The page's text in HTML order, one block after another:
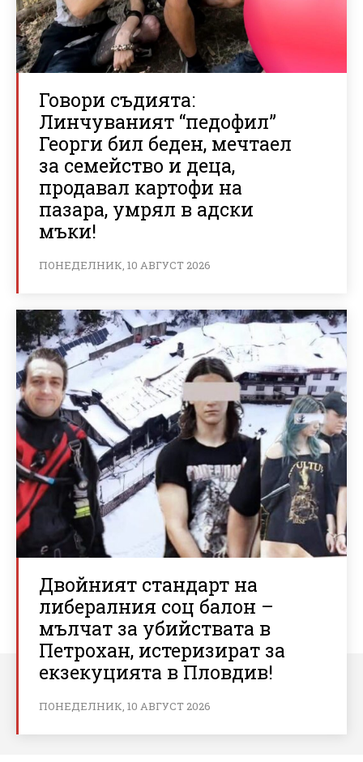
Говори съдията:
Линчуваният “педофил”
Георги бил беден, мечтаел
за семейство и деца,
продавал картофи на
пазара, умрял в адски
мъки!
ПОНЕДЕЛНИК, 10 АВГУСТ 2026
Двойният стандарт на
либералния соц балон –
мълчат за убийствата в
Петрохан, истеризират за
екзекуцията в Пловдив!
ПОНЕДЕЛНИК, 10 АВГУСТ 2026